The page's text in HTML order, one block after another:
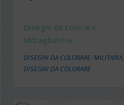
Disegni da colorare:
Mitragliatrice
DISEGNI DA COLORARE: MILITARIA,
DISEGNI DA COLORARE